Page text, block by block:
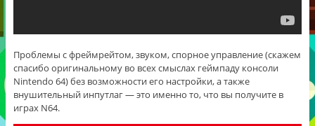
Проблемы с фреймрейтом, звуком, спорное управление (скажем
спасибо оригинальному во всех смыслах геймпаду консоли
Nintendo 64) без возможности его настройки, а также
внушительный инпутлаг — это именно то, что вы получите в
играх N64.